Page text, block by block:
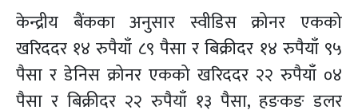
केन्द्रीय बैंकका अनुसार स्वीडिस क्रोनर एकको
खरिददर १४ रुपैयाँ ८९ पैसा र बिक्रीदर १४ रुपैयाँ ९५
पैसा र डेनिस क्रोनर एकको खरिददर २२ रुपैयाँ ०४
पैसा र बिक्रीदर २२ रुपैयाँ १३ पैसा, हङकङ डलर